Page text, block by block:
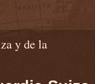
y de la